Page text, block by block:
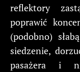
reflektory
poprawić
(podobno)
siedzenie,
pasażera i